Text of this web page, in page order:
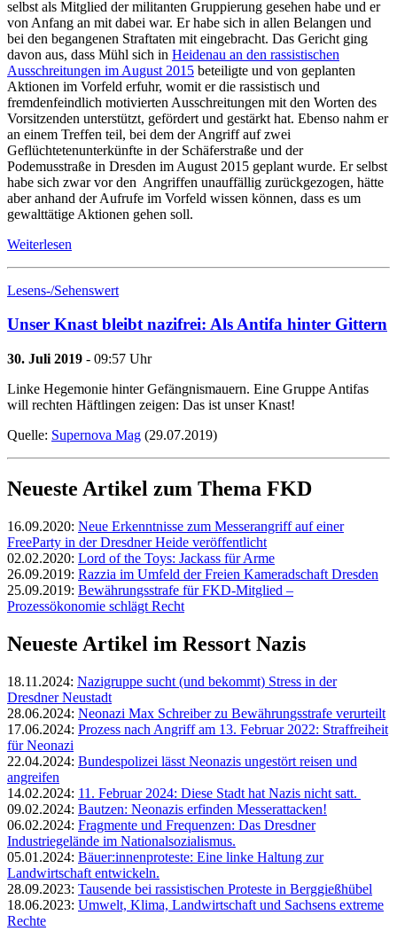
selbst als Mitglied der militanten Gruppierung gesehen habe und er
von Anfang an mit dabei war. Er habe sich in allen Belangen und
bei den begangenen Straftaten mit eingebracht. Das Gericht ging
davon aus, dass Mühl sich in Heidenau an den rassistischen
Ausschreitungen im August 2015 beteiligte und von geplanten
Aktionen im Vorfeld erfuhr, womit er die rassistisch und
fremdenfeindlich motivierten Ausschreitungen mit den Worten des
Vorsitzenden unterstützt, gefördert und gestärkt hat. Ebenso nahm er
an einem Treffen teil, bei dem der Angriff auf zwei
Geflüchtetenunterkünfte in der Schäferstraße und der
Podemusstraße in Dresden im August 2015 geplant wurde. Er selbst
habe sich zwar vor den Angriffen unauffällig zurückgezogen, hätte
aber anhand der Aufrufe im Vorfeld wissen können, dass es um
gewalttätige Aktionen gehen soll.
Weiterlesen
Lesens-/Sehenswert
Unser Knast bleibt nazifrei: Als Antifa hinter Gittern
30. Juli 2019 - 09:57 Uhr
Linke Hegemonie hinter Gefängnismauern. Eine Gruppe Antifas
will rechten Häftlingen zeigen: Das ist unser Knast!
Quelle: Supernova Mag (29.07.2019)
Neueste Artikel zum Thema FKD
16.09.2020: Neue Erkenntnisse zum Messerangriff auf einer
FreeParty in der Dresdner Heide veröffentlicht
02.02.2020: Lord of the Toys: Jackass für Arme
26.09.2019: Razzia im Umfeld der Freien Kameradschaft Dresden
25.09.2019: Bewährungsstrafe für FKD-Mitglied –
Prozessökonomie schlägt Recht
Neueste Artikel im Ressort Nazis
18.11.2024: Nazigruppe sucht (und bekommt) Stress in der
Dresdner Neustadt
28.06.2024: Neonazi Max Schreiber zu Bewährungsstrafe verurteilt
17.06.2024: Prozess nach Angriff am 13. Februar 2022: Straffreiheit
für Neonazi
22.04.2024: Bundespolizei lässt Neonazis ungestört reisen und
angreifen
14.02.2024: 11. Februar 2024: Diese Stadt hat Nazis nicht satt.
09.02.2024: Bautzen: Neonazis erfinden Messerattacken!
06.02.2024: Fragmente und Frequenzen: Das Dresdner
Industriegelände im Nationalsozialismus.
05.01.2024: Bäuer:innenproteste: Eine linke Haltung zur
Landwirtschaft entwickeln.
28.09.2023: Tausende bei rassistischen Proteste in Berggießhübel
18.06.2023: Umwelt, Klima, Landwirtschaft und Sachsens extreme
Rechte